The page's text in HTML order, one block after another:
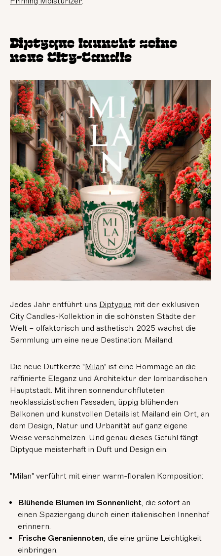
Diptyque launcht seine
neue City-Candle
Jedes Jahr entführt uns Diptyque mit der exklusiven
City Candles-Kollektion in die schönsten Städte der
Welt – olfaktorisch und ästhetisch. 2025 wächst die
Sammlung um eine neue Destination: Mailand.
Die neue Duftkerze "Milan" ist eine Hommage an die
raffinierte Eleganz und Architektur der lombardischen
Hauptstadt. Mit ihren sonnendurchfluteten
neoklassizistischen Fassaden, üppig blühenden
Balkonen und kunstvollen Details ist Mailand ein Ort, an
dem Design, Natur und Urbanität auf ganz eigene
Weise verschmelzen. Und genau dieses Gefühl fängt
Diptyque meisterhaft in Duft und Design ein.
"Milan" verführt mit einer warm-floralen Komposition:
Blühende Blumen im Sonnenlicht, die sofort an
einen Spaziergang durch einen italienischen Innenhof
erinnern.
Frische Geraniennoten, die eine grüne Leichtigkeit
einbringen.